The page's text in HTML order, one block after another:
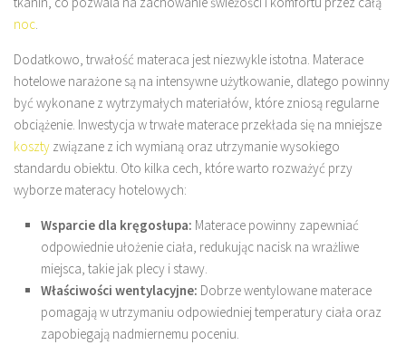
noc.
Dodatkowo, trwałość materaca jest niezwykle istotna. Materace
hotelowe narażone są na intensywne użytkowanie, dlatego powinny
być wykonane z wytrzymałych materiałów, które zniosą regularne
obciążenie. Inwestycja w trwałe materace przekłada się na mniejsze
koszty związane z ich wymianą oraz utrzymanie wysokiego
standardu obiektu. Oto kilka cech, które warto rozważyć przy
wyborze materacy hotelowych:
Wsparcie dla kręgosłupa: Materace powinny zapewniać
odpowiednie ułożenie ciała, redukując nacisk na wrażliwe
miejsca, takie jak plecy i stawy.
Właściwości wentylacyjne: Dobrze wentylowane materace
pomagają w utrzymaniu odpowiedniej temperatury ciała oraz
zapobiegają nadmiernemu poceniu.